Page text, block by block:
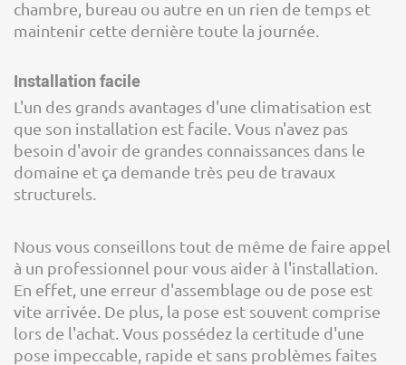
chambre, bureau ou autre en un rien de temps et
maintenir cette dernière toute la journée.
Installation facile
L'un des grands avantages d'une climatisation est
que son installation est facile. Vous n'avez pas
besoin d'avoir de grandes connaissances dans le
domaine et ça demande très peu de travaux
structurels.
Nous vous conseillons tout de même de faire appel
à un professionnel pour vous aider à l'installation.
En effet, une erreur d'assemblage ou de pose est
vite arrivée. De plus, la pose est souvent comprise
lors de l'achat. Vous possédez la certitude d'une
pose impeccable, rapide et sans problèmes faites